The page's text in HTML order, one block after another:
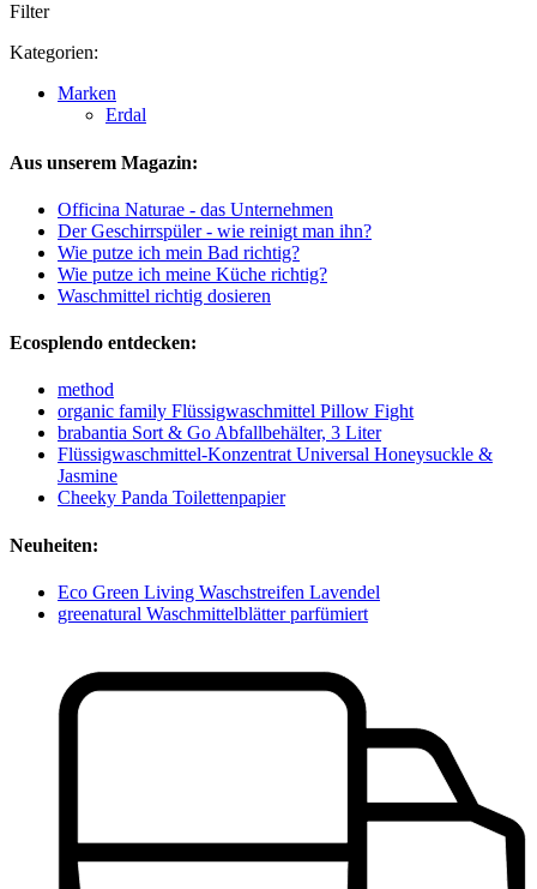
Filter
Kategorien:
Marken
Erdal
Aus unserem Magazin:
Officina Naturae - das Unternehmen
Der Geschirrspüler - wie reinigt man ihn?
Wie putze ich mein Bad richtig?
Wie putze ich meine Küche richtig?
Waschmittel richtig dosieren
Ecosplendo entdecken:
method
organic family Flüssigwaschmittel Pillow Fight
brabantia Sort & Go Abfallbehälter, 3 Liter
Flüssigwaschmittel-Konzentrat Universal Honeysuckle &
Jasmine
Cheeky Panda Toilettenpapier
Neuheiten:
Eco Green Living Waschstreifen Lavendel
greenatural Waschmittelblätter parfümiert